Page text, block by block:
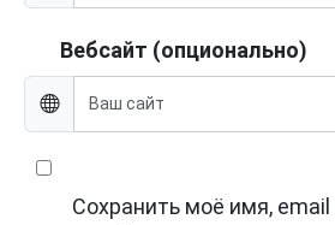
Вебсайт (опционально)
Сохранить моё имя,